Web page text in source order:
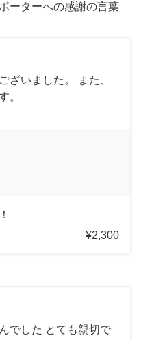
ーターへの感謝の言葉
ざいました。 また、
。
¥2,300
でした とても親切で